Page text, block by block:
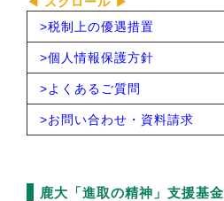
>税制上の優遇措置
>個人情報保護方針
>よくあるご質問
>お問い合わせ・資料請求
鹿大「進取の精神」支援基金